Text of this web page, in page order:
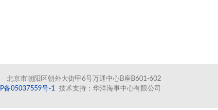
北京市朝阳区朝外大街甲6号万通中心B座B601-602
备05037559号-1 技术支持：华洋海事中心有限公司